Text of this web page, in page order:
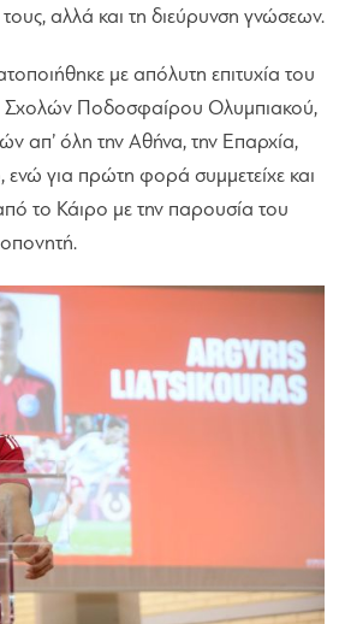
τους, αλλά και τη διεύρυνση γνώσεων.
με απόλυτη επιτυχία του
Σχολών Ποδοσφαίρου Ολυμπιακού,
απ’ όλη την Αθήνα, την Επαρχία,
ενώ για πρώτη φορά συμμετείχε και
το Κάιρο με την παρουσία του